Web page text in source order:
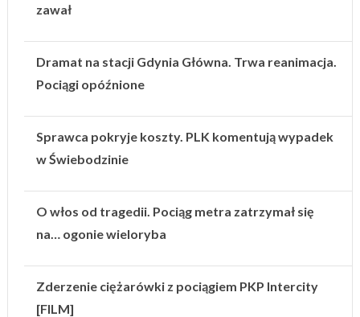
zawał
Dramat na stacji Gdynia Główna. Trwa reanimacja.
Pociągi opóźnione
Sprawca pokryje koszty. PLK komentują wypadek
w Świebodzinie
O włos od tragedii. Pociąg metra zatrzymał się
na… ogonie wieloryba
Zderzenie ciężarówki z pociągiem PKP Intercity
[FILM]